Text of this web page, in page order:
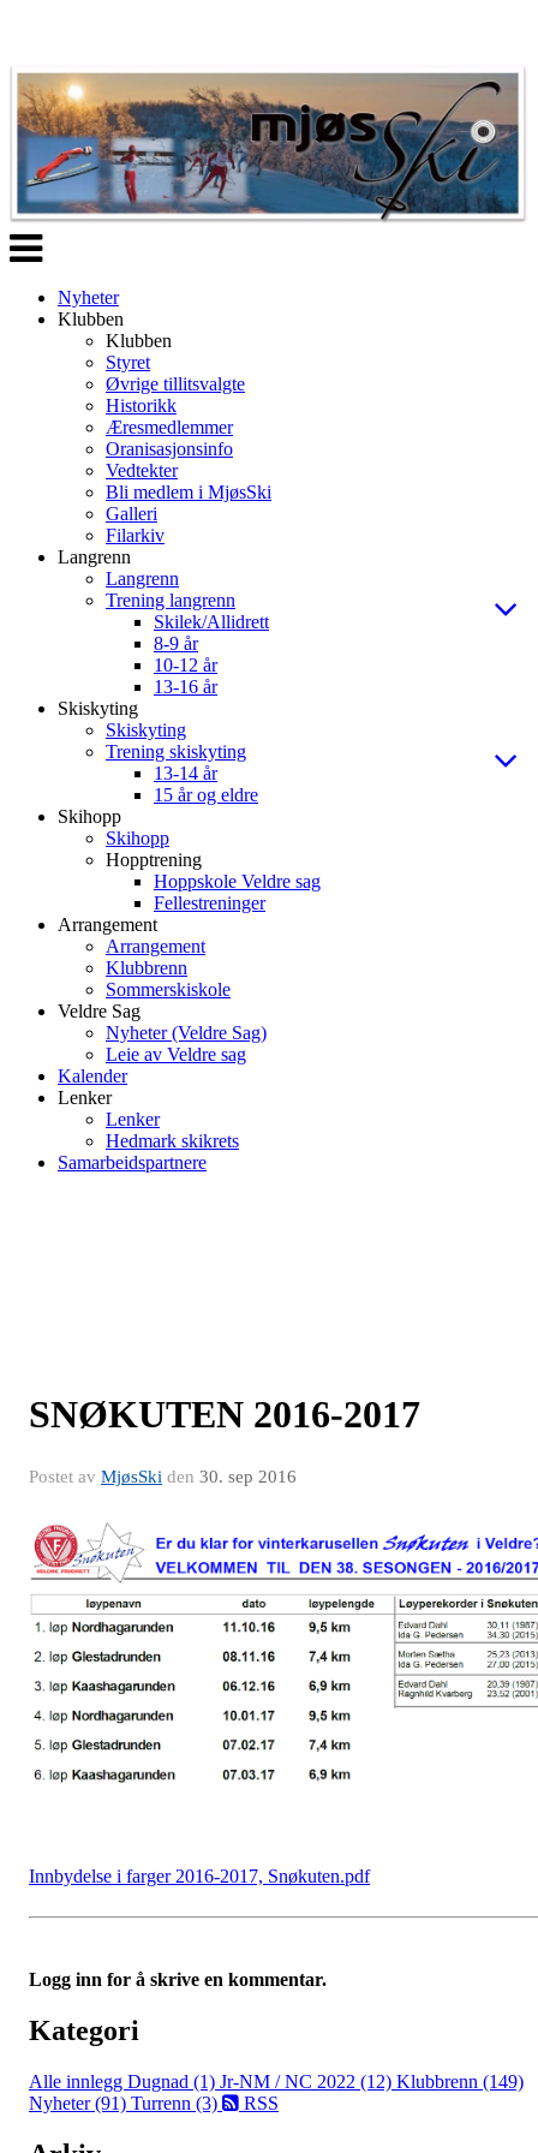
Veksle
navigasjon
Nyheter
Klubben
Klubben
Styret
Øvrige tillitsvalgte
Historikk
Æresmedlemmer
Oranisasjonsinfo
Vedtekter
Bli medlem i MjøsSki
Galleri
Filarkiv
Langrenn
Langrenn
Trening langrenn
Skilek/Allidrett
8-9 år
10-12 år
13-16 år
Skiskyting
Skiskyting
Trening skiskyting
13-14 år
15 år og eldre
Skihopp
Skihopp
Hopptrening
Hoppskole Veldre sag
Fellestreninger
Arrangement
Arrangement
Klubbrenn
Sommerskiskole
Veldre Sag
Nyheter (Veldre Sag)
Leie av Veldre sag
Kalender
Lenker
Lenker
Hedmark skikrets
Samarbeidspartnere
SNØKUTEN 2016-2017
Postet av MjøsSki den 30. sep 2016
Innbydelse i farger 2016-2017, Snøkuten.pdf
Logg inn for å skrive en kommentar.
Kategori
Alle innlegg Dugnad (1) Jr-NM / NC 2022 (12) Klubbrenn (149)
Nyheter (91) Turrenn (3) RSS